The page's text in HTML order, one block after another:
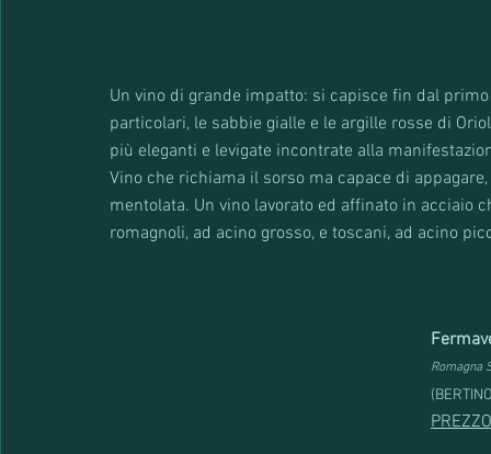
Un vino di grande impatto: si capisce fin dal
particolari, le sabbie gialle e le argille rosse di
più eleganti e levigate incontrate alla
Vino che richiama il sorso ma capace di
mentolata. Un vino lavorato ed affinato in acciaio
romagnoli, ad acino grosso, e toscani, ad acino
Romagna